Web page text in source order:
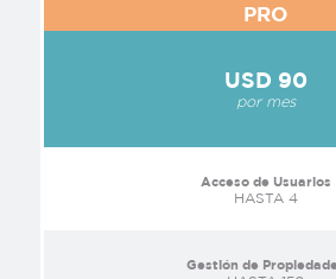
PRO
USD 90
por mes
Acceso de Usuarios
HASTA 4
Gestión de